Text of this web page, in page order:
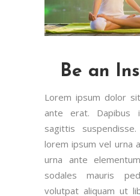
Be an
Lorem ipsum dolor
ante erat. Dapibus
sagittis
lorem ipsum vel urna
urna ante
sodales mauris
volutpat aliquam ut